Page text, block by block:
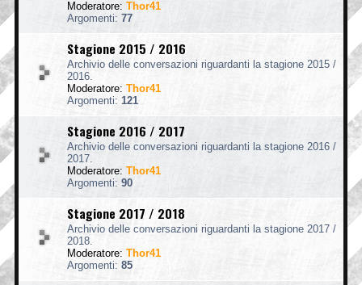
Moderatore: Thor41
Argomenti: 77
Stagione 2015 / 2016
Archivio delle conversazioni riguardanti la stagione 2015 /
2016.
Moderatore: Thor41
Argomenti: 121
Stagione 2016 / 2017
Archivio delle conversazioni riguardanti la stagione 2016 /
2017.
Moderatore: Thor41
Argomenti: 90
Stagione 2017 / 2018
Archivio delle conversazioni riguardanti la stagione 2017 /
2018.
Moderatore: Thor41
Argomenti: 85